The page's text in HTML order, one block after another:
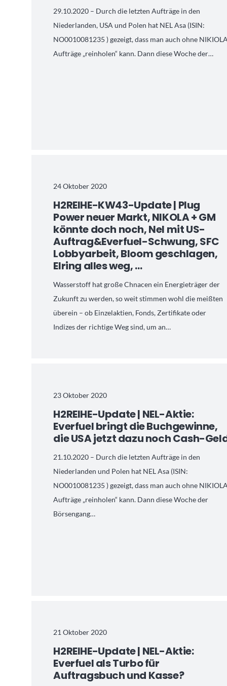
29.10.2020 – Durch die letzten Aufträge in den
Niederlanden, USA und Polen hat NEL Asa (ISIN:
NO0010081235 ) gezeigt, dass man auch ohne
Aufträge „reinholen“ kann. Dann diese Woche der…
24 Oktober 2020
H2REIHE-KW43-Update | Plug
Power neuer Markt, NIKOLA + GM
könnte doch noch, Nel mit US-
Auftrag&Everfuel-Schwung, SFC
Lobbyarbeit, Bloom geschlagen,
Elring alles weg, …
Wasserstoff hat große Chnacen ein Energieträger der
Zukunft zu werden, so weit stimmen wohl die meißten
überein – ob Einzelaktien, Fonds, Zertifikate oder
Indizes der richtige Weg sind, um an…
23 Oktober 2020
H2REIHE-Update | NEL-Aktie:
Everfuel bringt die Buchgewinne,
die USA jetzt dazu noch Cash-
21.10.2020 – Durch die letzten Aufträge in den
Niederlanden und Polen hat NEL Asa (ISIN:
NO0010081235 ) gezeigt, dass man auch ohne
Aufträge „reinholen“ kann. Dann diese Woche der
Börsengang…
21 Oktober 2020
H2REIHE-Update | NEL-Aktie:
Everfuel als Turbo für
Auftragsbuch und Kasse?